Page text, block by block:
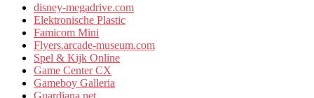
disney-megadrive.com
Elektronische Plastic
Famicom Mini
Flyers.arcade-museum.com
Spel & Kijk Online
Game Center CX
Gameboy Galleria
Guardiana.net